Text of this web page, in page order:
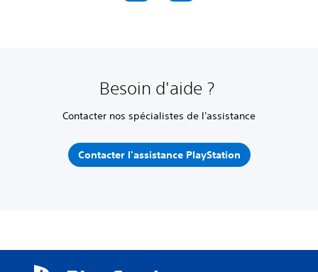
Besoin d'aide ?
Contacter nos spécialistes de l'assistance
Contacter l'assistance PlayStation